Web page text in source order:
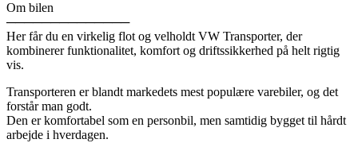
Om bilen
──────────────
Her får du en virkelig flot og velholdt VW Transporter, der
kombinerer funktionalitet, komfort og driftssikkerhed på helt rigtig
vis.
Transporteren er blandt markedets mest populære varebiler, og det
forstår man godt.
Den er komfortabel som en personbil, men samtidig bygget til hårdt
arbejde i hverdagen.